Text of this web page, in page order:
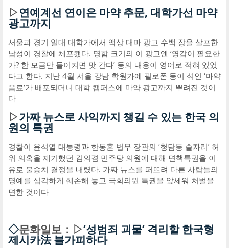
▷연예계선 연이은 마약 추문, 대학가선 마약
광고까지
서울과 경기 일대 대학가에서 액상 대마 광고 수백 장을 살포한
남성이 경찰에 체포됐다. 명함 크기의 이 광고엔 ‘영감이 필요한
가? 한 모금만 들이켜면 맛 간다’ 등의 내용이 영어로 적혀 있었
다고 한다. 지난 4월 서울 강남 학원가에 필로폰 등이 섞인 ‘마약
음료’가 배포되더니 대학 캠퍼스에 마약 광고까지 뿌려진 것이
다
▷가짜 뉴스로 사익까지 챙길 수 있는 한국 의
원의 특권
경찰이 윤석열 대통령과 한동훈 법무 장관의 ‘청담동 술자리’ 허
위 의혹을 제기했던 김의겸 민주당 의원에 대해 면책특권을 이
유로 불송치 결정을 내렸다. 가짜 뉴스를 퍼뜨려 다른 사람들의
명예를 심각하게 훼손해 놓고 국회의원 특권을 앞세워 처벌을
면한 것이다
◇문화일보：▷‘성범죄 괴물’ 격리할 한국형
제시카法 불가피하다